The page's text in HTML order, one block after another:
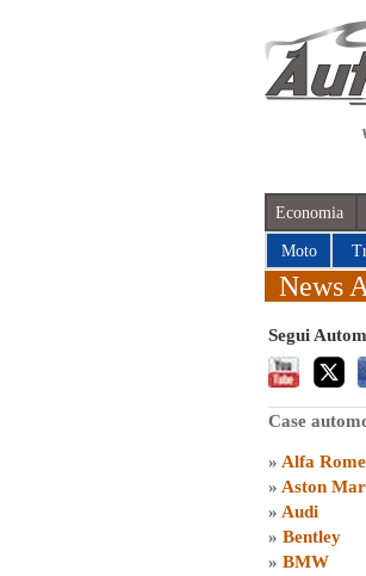
Economia
Moto
News
Segui
Case
» Alfa
» Aston
» Audi
» Bentley
» BMW